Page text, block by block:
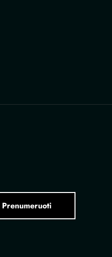
Prenumeruoti